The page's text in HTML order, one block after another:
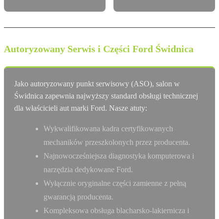
Autoryzowany Serwis i Części Ford Świdnica
Jako autoryzowany punkt serwisowy (ASO), salon w
Świdnica zapewnia najwyższy standard obsługi technicznej
dla właścicieli aut marki Ford. Nasze atuty:
Wykwalifikowana kadra certyfikowanych
mechaników przeszkolonych przez producenta.
Najnowocześniejsza diagnostyka komputerowa i
narzędzia dedykowane Ford.
Wyłącznie oryginalne części zamienne z pełną
gwarancją producenta.
Kompleksowa obsługa blacharsko-lakiernicza i